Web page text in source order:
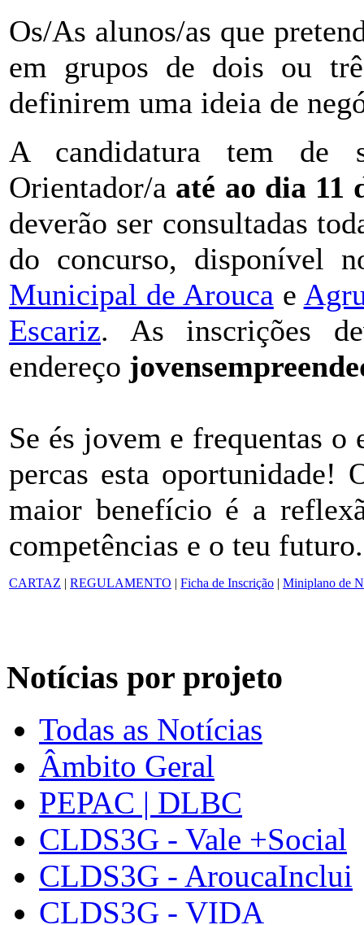
Os/As alunos/as que
em grupos de dois ou
definirem uma ideia de
A candidatura tem de
Orientador/a até ao dia 11
deverão ser consultadas
do concurso, disponível
Municipal de Arouca e
Escariz. As inscrições
endereço
Se és jovem e frequentas o
percas esta oportunidade!
maior benefício é a
competências e o teu futuro.
CARTAZ | REGULAMENTO | Ficha de Inscrição | Miniplano de
Notícias por projeto
Todas as Notícias
Âmbito Geral
PEPAC | DLBC
CLDS3G - Vale +Social
CLDS3G - AroucaInclui
CLDS3G - VIDA